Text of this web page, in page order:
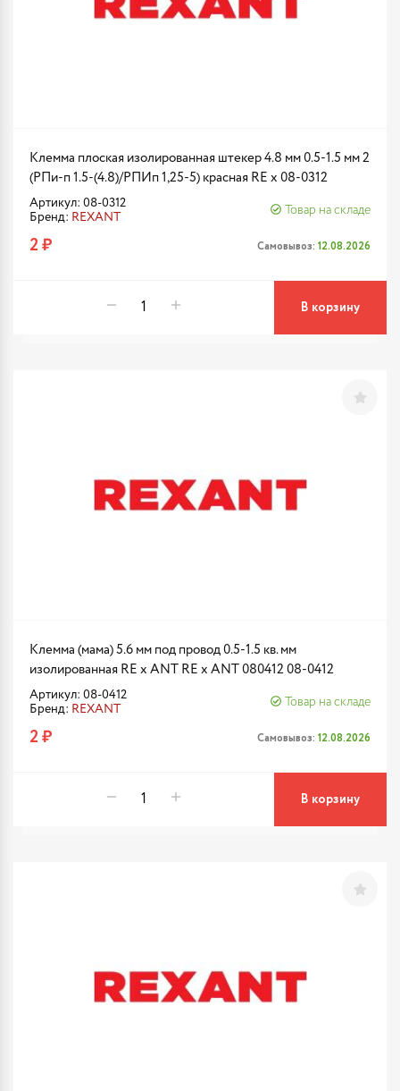
Клемма плоская изолированная штекер 4.8 мм 0.5-1.5 мм 2
(РПи-п 1.5-(4.8)/РПИп 1,25-5) красная RE x 08-0312
Артикул: 08-0312
Бренд: REXANT
Товар на складе
2 ₽ Самовывоз: 12.08.2026
В корзину
Клемма (мама) 5.6 мм под провод 0.5-1.5 кв. мм
изолированная RE x ANT RE x ANT 080412 08-0412
Артикул: 08-0412
Бренд: REXANT
Товар на складе
2 ₽ Самовывоз: 12.08.2026
В корзину